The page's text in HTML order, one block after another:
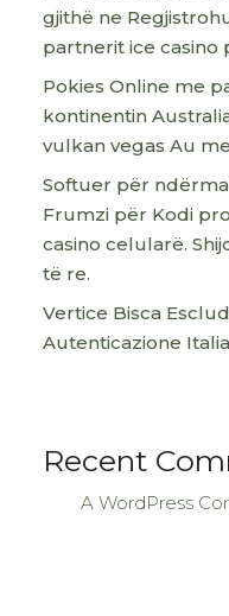
gjithë ne
partnerit ice casino
Pokies Online me
kontinentin
vulkan vegas Au
Softuer për
Frumzi për Kodi
casino celularë.
të re.
Vertice Bisca
Autenticazione
Recent
A WordPress